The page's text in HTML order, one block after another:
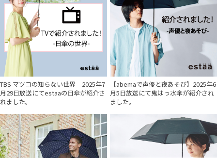
TBS マツコの知らない世界 2025年7
月29日放送にてestaaの日傘が紹介さ
れました。
【abemaで声優と夜あそび】2025年6
月5日放送にて鬼はっ水傘が紹介され
ました。